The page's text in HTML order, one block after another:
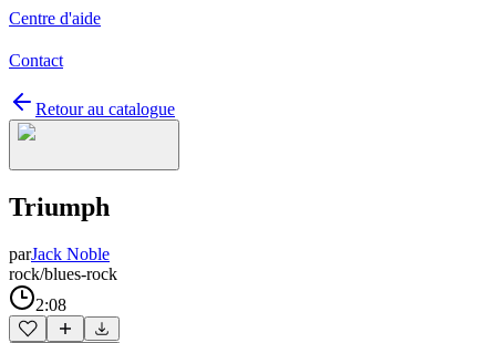
Centre d'aide
Contact
Retour au catalogue
Triumph
parJack Noble
rock/blues-rock
2:08